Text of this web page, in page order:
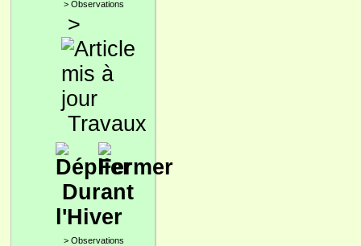
> Observations
>
Travaux
Durant
l'Hiver
> Observations